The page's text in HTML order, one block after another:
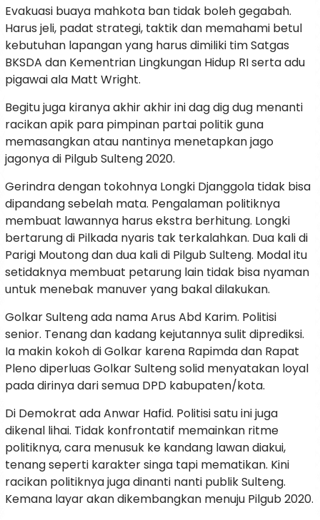
Evakuasi buaya mahkota ban tidak boleh gegabah.
Harus jeli, padat strategi, taktik dan memahami betul
kebutuhan lapangan yang harus dimiliki tim Satgas
BKSDA dan Kementrian Lingkungan Hidup RI serta adu
pigawai ala Matt Wright.
Begitu juga kiranya akhir akhir ini dag dig dug menanti
racikan apik para pimpinan partai politik guna
memasangkan atau nantinya menetapkan jago
jagonya di Pilgub Sulteng 2020.
Gerindra dengan tokohnya Longki Djanggola tidak bisa
dipandang sebelah mata. Pengalaman politiknya
membuat lawannya harus ekstra berhitung. Longki
bertarung di Pilkada nyaris tak terkalahkan. Dua kali di
Parigi Moutong dan dua kali di Pilgub Sulteng. Modal itu
setidaknya membuat petarung lain tidak bisa nyaman
untuk menebak manuver yang bakal dilakukan.
Golkar Sulteng ada nama Arus Abd Karim. Politisi
senior. Tenang dan kadang kejutannya sulit diprediksi.
Ia makin kokoh di Golkar karena Rapimda dan Rapat
Pleno diperluas Golkar Sulteng solid menyatakan loyal
pada dirinya dari semua DPD kabupaten/kota.
Di Demokrat ada Anwar Hafid. Politisi satu ini juga
dikenal lihai. Tidak konfrontatif memainkan ritme
politiknya, cara menusuk ke kandang lawan diakui,
tenang seperti karakter singa tapi mematikan. Kini
racikan politiknya juga dinanti nanti publik Sulteng.
Kemana layar akan dikembangkan menuju Pilgub 2020.